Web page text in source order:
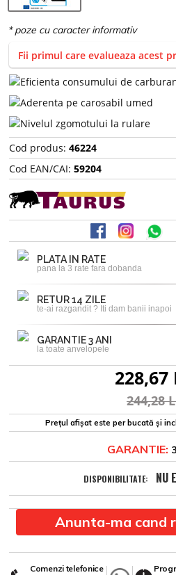
Fii primul care evalueaza acest
Cod produs: 46224
Cod EAN/CAI: 59204
PLATA IN RATE
pana la 3 rate fara dobanda
RETUR 14 ZILE
te-ai razgandit ? Iti dam banii inapoi
GARANTIE 3 ANI
la toate anvelopele
228,67
244,28
Prețul afișat este per bucată și
GARANTIE:
DISPONIBILITATE: NU
Anunta-ma cand
Comenzi telefonice